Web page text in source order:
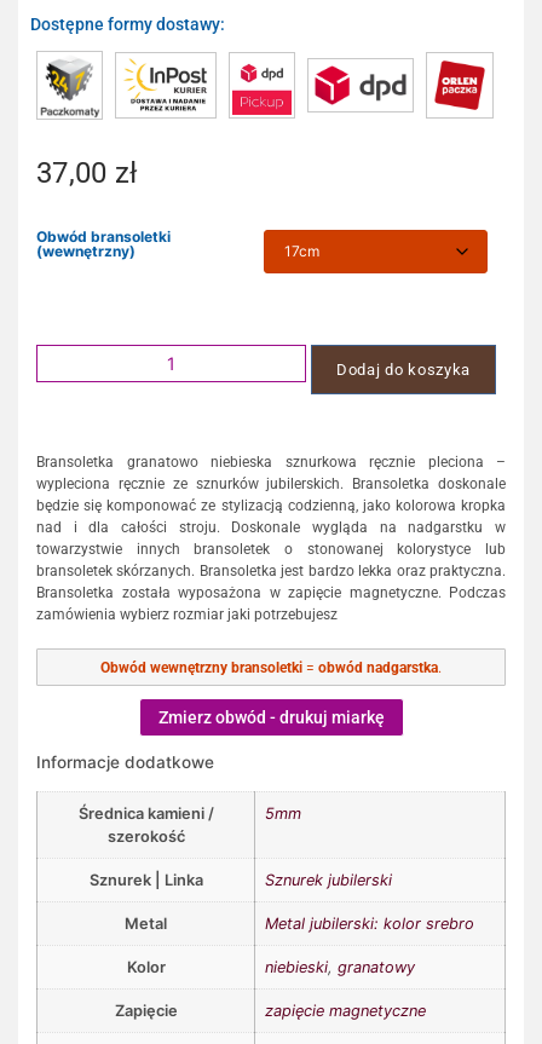
Dostępne formy dostawy:
37,00 zł
Obwód bransoletki
(wewnętrzny)
Dodaj do koszyka
Bransoletka granatowo niebieska sznurkowa ręcznie pleciona –
wypleciona ręcznie ze sznurków jubilerskich. Bransoletka doskonale
będzie się komponować ze stylizacją codzienną, jako kolorowa kropka
nad i dla całości stroju. Doskonale wygląda na nadgarstku w
towarzystwie innych bransoletek o stonowanej kolorystyce lub
bransoletek skórzanych. Bransoletka jest bardzo lekka oraz praktyczna.
Bransoletka została wyposażona w zapięcie magnetyczne. Podczas
zamówienia wybierz rozmiar jaki potrzebujesz
Obwód wewnętrzny bransoletki = obwód nadgarstka.
Zmierz obwód - drukuj miarkę
Informacje dodatkowe
Średnica kamieni /
szerokość
5mm
Sznurek | Linka Sznurek jubilerski
Metal Metal jubilerski: kolor srebro
Kolor niebieski, granatowy
Zapięcie zapięcie magnetyczne